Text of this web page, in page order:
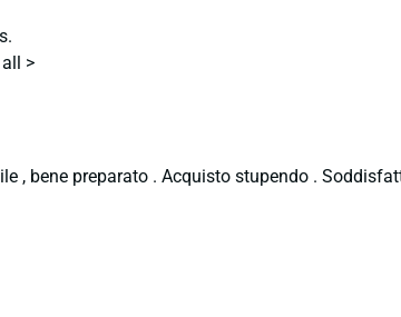
>
, bene preparato . Acquisto stupendo .